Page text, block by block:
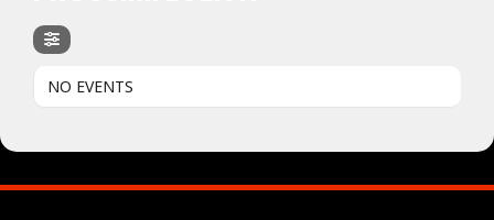
NO EVENTS